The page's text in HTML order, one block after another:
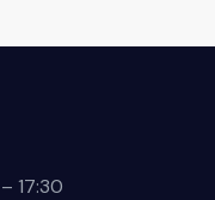
17:30